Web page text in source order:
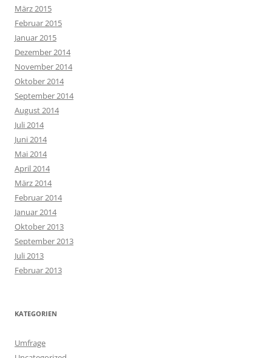
März 2015
Februar 2015
Januar 2015
Dezember 2014
November 2014
Oktober 2014
September 2014
August 2014
Juli 2014
Juni 2014
Mai 2014
April 2014
März 2014
Februar 2014
Januar 2014
Oktober 2013
September 2013
Juli 2013
Februar 2013
KATEGORIEN
Umfrage